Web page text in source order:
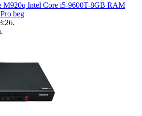
M920q Intel Core i5-9600T-8GB RAM
beg
.
.